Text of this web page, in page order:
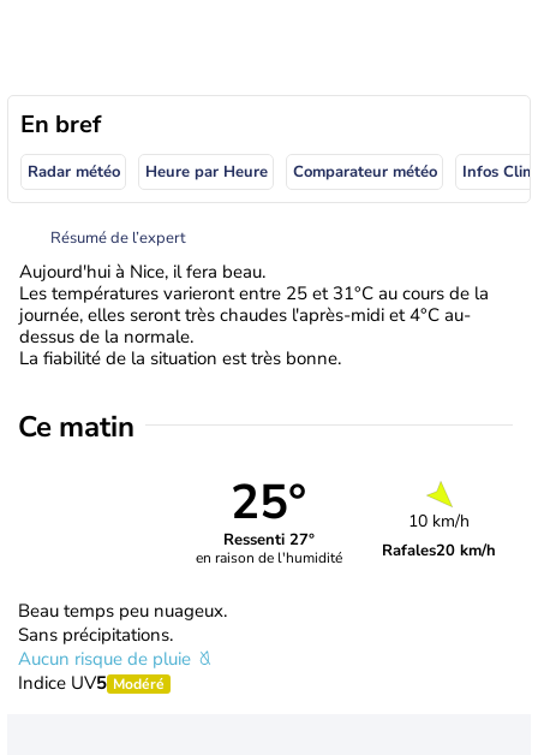
En bref
Radar météo Heure par Heure Comparateur météo Infos
Résumé de l’expert
Aujourd'hui à Nice, il fera beau.
Les températures varieront entre 25 et 31°C au cours de la
journée, elles seront très chaudes l'après-midi et 4°C au-
dessus de la normale.
La fiabilité de la situation est très bonne.
Ce matin
25°
Ressenti 27°
en raison de l'humidité
10 km/h
Rafales20 km/h
Beau temps peu nuageux.
Sans précipitations.
Aucun risque de pluie
Indice UV5 Modéré